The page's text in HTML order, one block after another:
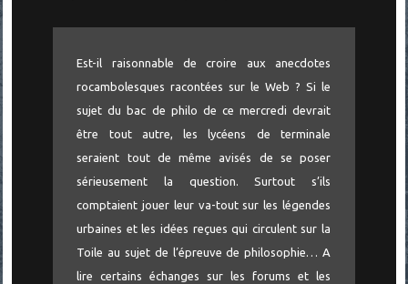
Est-il raisonnable de croire aux anecdotes
rocambolesques racontées sur le Web ? Si le
sujet du bac de philo de ce mercredi devrait
être tout autre, les lycéens de terminale
seraient tout de même avisés de se poser
sérieusement la question. Surtout s’ils
comptaient jouer leur va-tout sur les légendes
urbaines et les idées reçues qui circulent sur la
Toile au sujet de l’épreuve de philosophie… A
lire certains échanges sur les forums et les